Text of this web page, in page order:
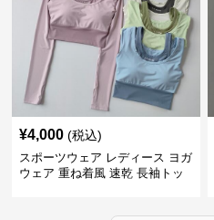
¥4,000 (税込)
スポーツウェア レディース ヨガ
ウェア 重ね着風 速乾 長袖トッ